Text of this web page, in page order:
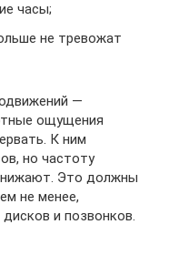
часы;
не тревожат
—
ощущения
К ним
но частоту
Это должны
не менее,
и позвонков.